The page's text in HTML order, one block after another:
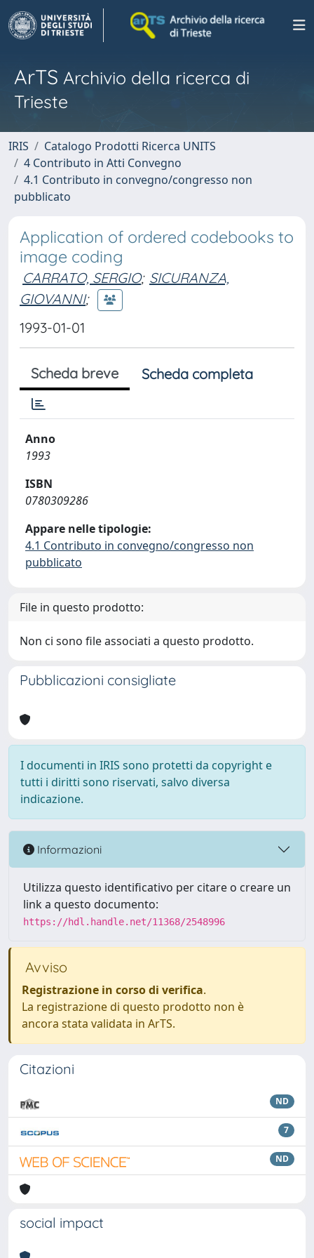
ArTS Archivio della ricerca di
Trieste
IRIS
Catalogo Prodotti Ricerca UNITS
4 Contributo in Atti Convegno
4.1 Contributo in convegno/congresso non
pubblicato
Application of ordered codebooks to
image coding
CARRATO, SERGIO; SICURANZA,
GIOVANNI;
1993-01-01
Scheda breve Scheda completa
Anno
1993
ISBN
0780309286
Appare nelle tipologie:
4.1 Contributo in convegno/congresso non
pubblicato
File in questo prodotto:
Non ci sono file associati a questo prodotto.
Pubblicazioni consigliate
I documenti in IRIS sono protetti da copyright e
tutti i diritti sono riservati, salvo diversa
indicazione.
Informazioni
Utilizza questo identificativo per citare o creare un
link a questo documento:
https://hdl.handle.net/11368/2548996
Avviso
Registrazione in corso di verifica.
La registrazione di questo prodotto non è
ancora stata validata in ArTS.
Citazioni
ND
7
ND
social impact